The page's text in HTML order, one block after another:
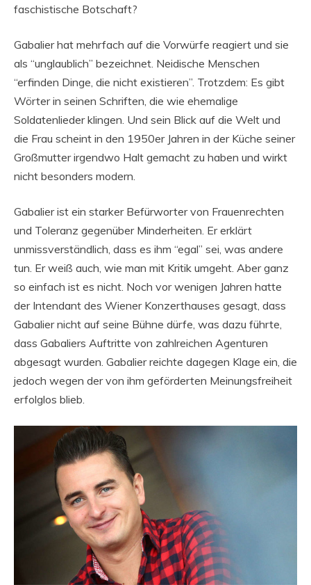
faschistische Botschaft?
Gabalier hat mehrfach auf die Vorwürfe reagiert und sie
als “unglaublich” bezeichnet. Neidische Menschen
“erfinden Dinge, die nicht existieren”. Trotzdem: Es gibt
Wörter in seinen Schriften, die wie ehemalige
Soldatenlieder klingen. Und sein Blick auf die Welt und
die Frau scheint in den 1950er Jahren in der Küche seiner
Großmutter irgendwo Halt gemacht zu haben und wirkt
nicht besonders modern.
Gabalier ist ein starker Befürworter von Frauenrechten
und Toleranz gegenüber Minderheiten. Er erklärt
unmissverständlich, dass es ihm “egal” sei, was andere
tun. Er weiß auch, wie man mit Kritik umgeht. Aber ganz
so einfach ist es nicht. Noch vor wenigen Jahren hatte
der Intendant des Wiener Konzerthauses gesagt, dass
Gabalier nicht auf seine Bühne dürfe, was dazu führte,
dass Gabaliers Auftritte von zahlreichen Agenturen
abgesagt wurden. Gabalier reichte dagegen Klage ein, die
jedoch wegen der von ihm geförderten Meinungsfreiheit
erfolglos blieb.